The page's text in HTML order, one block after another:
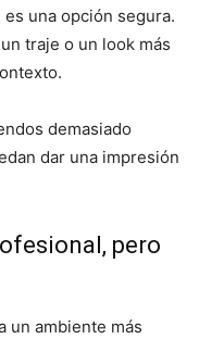
una opción segura.
traje o un look más
demasiado
dar una impresión
pero
un ambiente más